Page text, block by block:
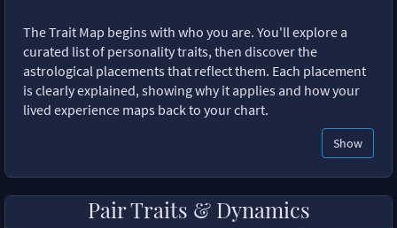
The Trait Map begins with who you are. You'll explore a
curated list of personality traits, then discover the
astrological placements that reflect them. Each placement
is clearly explained, showing why it applies and how your
lived experience maps back to your chart.
Show
Pair Traits & Dynamics